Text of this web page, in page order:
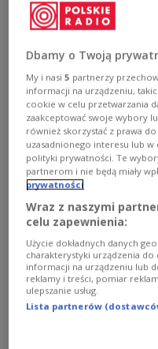
Podczas spotkania z
był m.in. o
reparacji wojennych
Premier podkreślił,
dokładną analizę,
rozkradzionych,
zniszczonych wsi,
domów, popalonych
ludzi". "Raz jeszcze
od początku do
września (1939 roku -
Ci, którzy znają
doskonale" - mówił
Dbamy o Twoją
My i nasi5 partnerzy
informacji na urządzeniu,
cookie w celu przetwarzania
zaakceptować swoje wybory
również skorzystać z prawa
uzasadnionego interesu lub
polityki prywatności. Te
partnerom i nie będą miały
prywatności
Wraz z naszymi
celu zapewnienia:
Użycie dokładnych danych
charakterystyki urządzenia
informacji na urządzeniu lub
reklamy i treści, pomiar
ulepszanie usług.
Lista partnerów